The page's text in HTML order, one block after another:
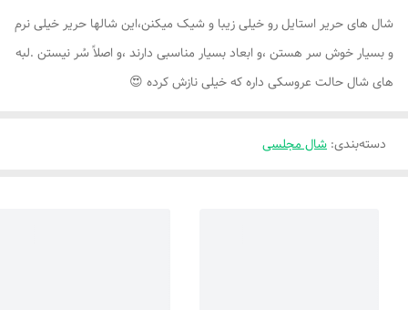
شال های حریر استایل رو خیلی زیبا و شیک میکنن،این شالها حریر خیلی نرم
و بسیار خوش سر هستن ،و ابعاد بسیار مناسبی دارند ،و اصلاً سُر نیستن .لبه
های شال حالت عروسکی داره که خیلی نازش کرده 😍
دسته‌بندی: شال مجلسی